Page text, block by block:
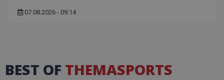
07.08.2026 - 09:14
BEST OF THEMASPORTS